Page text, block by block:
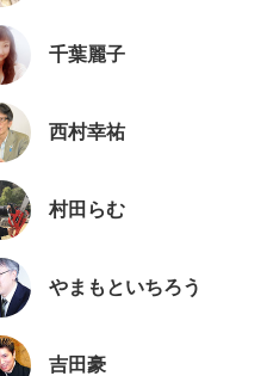
千葉麗子
西村幸祐
村田らむ
やまもといちろう
吉田豪